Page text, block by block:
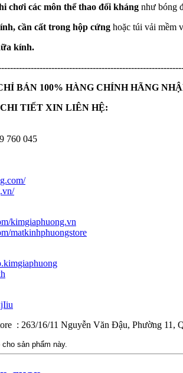
chơi các môn thể thao đối kháng như bóng
cần cất trong hộp cứng hoặc túi vải mềm
kính.
BÁN 100% HÀNG CHÍNH HÃNG
TIẾT XIN LIÊN HỆ:
760 045
kimgiaphuong.vn
matkinhphuongstore
: 263/16/11 Nguyễn Văn Đậu, Phường 11,
sản phẩm này.